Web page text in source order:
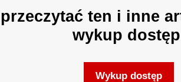
ten i inne
wykup
Wykup dostęp